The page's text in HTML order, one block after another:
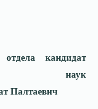
отдела кандидат
наук
Палтаевич